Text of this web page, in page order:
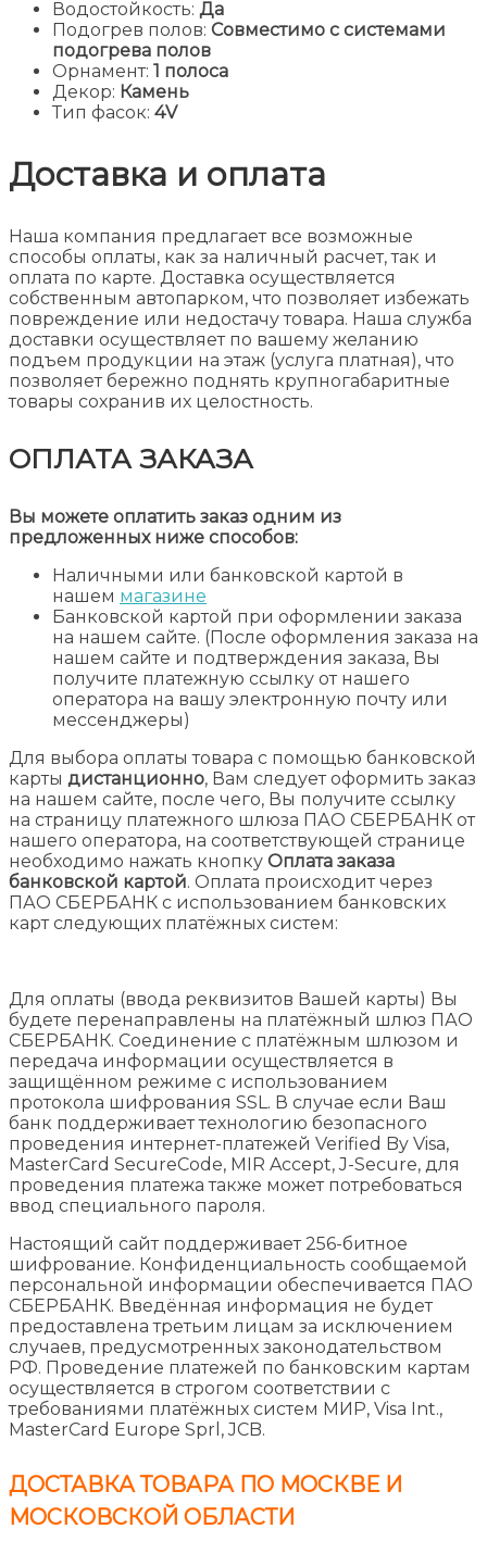
Водостойкость: Да
Подогрев полов: Совместимо с системами
подогрева полов
Орнамент: 1 полоса
Декор: Камень
Тип фасок: 4V
Доставка и оплата
Наша компания предлагает все возможные
способы оплаты, как за наличный расчет, так и
оплата по карте. Доставка осуществляется
собственным автопарком, что позволяет избежать
повреждение или недостачу товара. Наша служба
доставки осуществляет по вашему желанию
подъем продукции на этаж (услуга платная), что
позволяет бережно поднять крупногабаритные
товары сохранив их целостность.
ОПЛАТА ЗАКАЗА
Вы можете оплатить заказ одним из
предложенных ниже способов:
Наличными или банковской картой в
нашем магазине
Банковской картой при оформлении заказа
на нашем сайте. (После оформления заказа на
нашем сайте и подтверждения заказа, Вы
получите платежную ссылку от нашего
оператора на вашу электронную почту или
мессенджеры)
Для выбора оплаты товара с помощью банковской
карты дистанционно, Вам следует оформить заказ
на нашем сайте, после чего, Вы получите ссылку
на страницу платежного шлюза ПАО СБЕРБАНК от
нашего оператора, на соответствующей странице
необходимо нажать кнопку Оплата заказа
банковской картой. Оплата происходит через
ПАО СБЕРБАНК с использованием банковских
карт следующих платёжных систем:
Для оплаты (ввода реквизитов Вашей карты) Вы
будете перенаправлены на платёжный шлюз ПАО
СБЕРБАНК. Соединение с платёжным шлюзом и
передача информации осуществляется в
защищённом режиме с использованием
протокола шифрования SSL. В случае если Ваш
банк поддерживает технологию безопасного
проведения интернет-платежей Verified By Visa,
MasterCard SecureCode, MIR Accept, J-Secure, для
проведения платежа также может потребоваться
ввод специального пароля.
Настоящий сайт поддерживает 256-битное
шифрование. Конфиденциальность сообщаемой
персональной информации обеспечивается ПАО
СБЕРБАНК. Введённая информация не будет
предоставлена третьим лицам за исключением
случаев, предусмотренных законодательством
РФ. Проведение платежей по банковским картам
осуществляется в строгом соответствии с
требованиями платёжных систем МИР, Visa Int.,
MasterCard Europe Sprl, JCB.
ДОСТАВКА ТОВАРА ПО МОСКВЕ И
МОСКОВСКОЙ ОБЛАСТИ